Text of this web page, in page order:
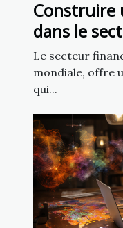
Construire
dans le
Bordeaux
Le secteur
mondiale, offre
qui...